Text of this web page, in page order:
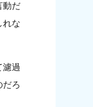
動だ
れな
過
だろ